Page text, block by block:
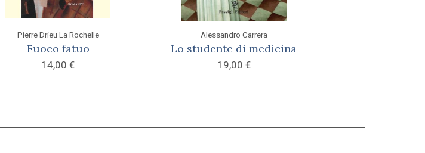
Pierre Drieu La Rochelle
Fuoco fatuo
14,00€
Alessandro Carrera
Lo studente di medicina
19,00 €